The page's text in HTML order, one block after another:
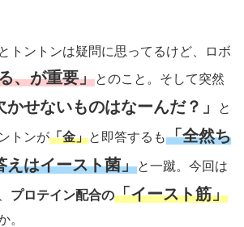
とトントンは疑問に思ってるけど、ロボ
、が重要」とのこと。そして突然
かせないものはなーんだ？」 と
トンが「金」と即答するも「全然ち
えはイースト菌」と一蹴。今回は
プロテイン配合の「イースト筋」
。